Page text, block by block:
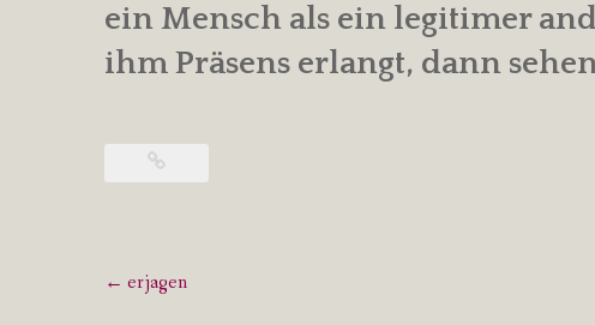
ein Mensch als ein legitimer
ihm Präsens erlangt, dann
Post
← erjagen